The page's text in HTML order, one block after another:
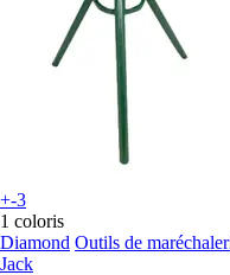
+-3
1 coloris
Diamond Outils de
Jack